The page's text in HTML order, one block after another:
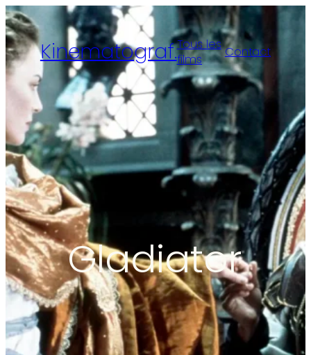
Kinematograf.Tous les
films
Contact
Gladiator